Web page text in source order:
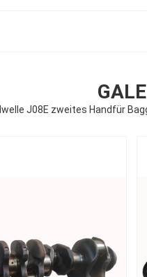
J08E zweites Handfür